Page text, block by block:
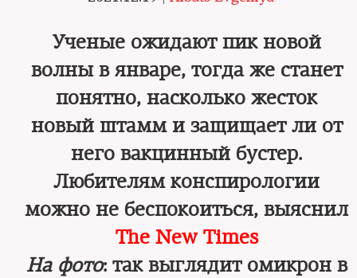
Ученые ожидают пик новой
волны в январе, тогда же станет
понятно, насколько жесток
новый штамм и защищает ли от
него вакцинный бустер.
Любителям конспирологии
можно не беспокоиться, выяснил
The New Times
На фото: так выглядит омикрон в